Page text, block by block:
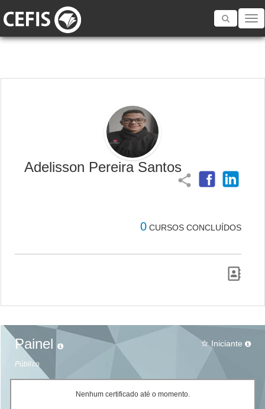
Toggle
Adelisson Pereira Santos
share
0 CURSOS CONCLUÍDOS
Painel
Público
star_border Iniciante
Nenhum certificado até o momento.